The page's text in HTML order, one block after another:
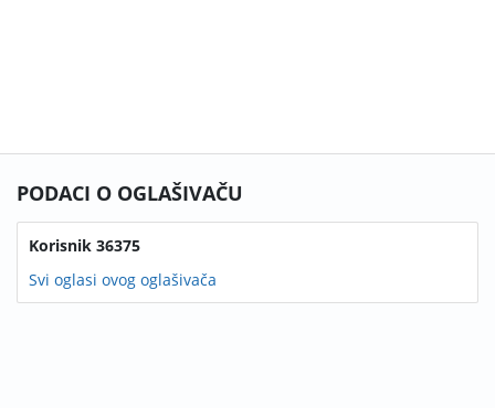
PODACI O OGLAŠIVAČU
Korisnik 36375
Svi oglasi ovog oglašivača